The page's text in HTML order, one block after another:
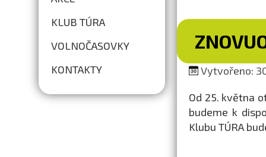
KLUB TÚRA
VOLNOČASOVKY
KONTAKTY
Vytvořeno:
Od 25. května
budeme k
Klubu TÚRA